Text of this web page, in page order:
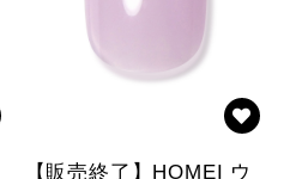
【販売終了】HOMEI ウ